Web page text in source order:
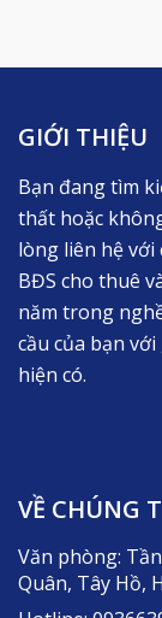
GIỚI THIỆU
Bạn đang tìm
thất hoặc
lòng liên hệ với
BĐS cho thuê
năm trong
cầu của bạn
hiện có.
VỀ CHÚNG
Văn phòng:
Quân, Tây Hồ,